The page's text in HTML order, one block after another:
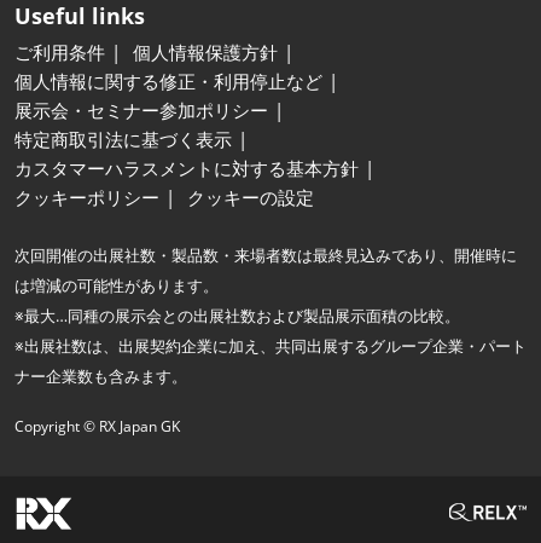
Useful links
ご利用条件
個人情報保護方針
個人情報に関する修正・利用停止など
展示会・セミナー参加ポリシー
特定商取引法に基づく表示
カスタマーハラスメントに対する基本方針
クッキーポリシー
クッキーの設定
次回開催の出展社数・製品数・来場者数は最終見込みであり、開催時に
は増減の可能性があります。
※最大…同種の展示会との出展社数および製品展示面積の比較。
※出展社数は、出展契約企業に加え、共同出展するグループ企業・パート
ナー企業数も含みます。
Copyright © RX Japan GK